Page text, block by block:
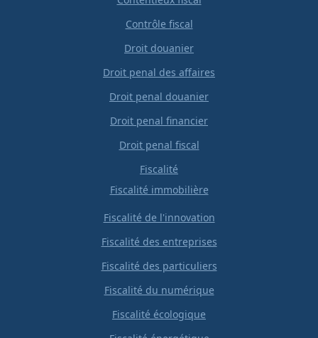
Contrôle fiscal
Droit douanier
Droit penal des affaires
Droit penal douanier
Droit penal financier
Droit penal fiscal
Fiscalité
Fiscalité immobilière
Fiscalité de l'innovation
Fiscalité des entreprises
Fiscalité des particuliers
Fiscalité du numérique
Fiscalité écologique